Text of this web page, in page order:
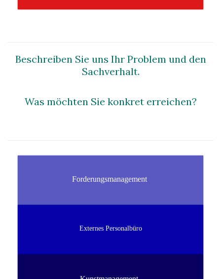
Beschreiben Sie uns Ihr Problem und den
Sachverhalt.
Was möchten Sie konkret erreichen?
Forderungsmanagement
Externes Personalbüro